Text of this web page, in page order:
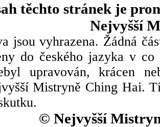
těchto stránek je
Nejvyšší
jsou vyhrazena. Žádná
do českého jazyka v
upravován, krácen
Mistryně Ching Hai.
© Nejvyšší